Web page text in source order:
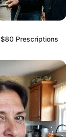
Better
Prescriptions